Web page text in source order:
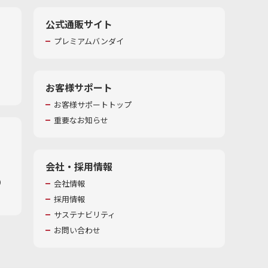
公式通販サイト
プレミアムバンダイ
お客様サポート
お客様サポートトップ
重要なお知らせ
会社・採用情報
会社情報
採用情報
サステナビリティ
お問い合わせ